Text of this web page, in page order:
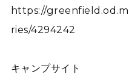
https://
ries/4294242
キャンプサイト